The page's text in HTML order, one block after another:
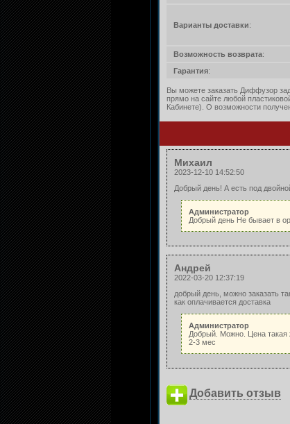
Варианты доставки:
Возможность возврата:
Гарантия:
Вы можете заказать Диффузор
прямо на сайте любой
Кабинете). О возможности
Михаил
2023-12-10 14:52:50
Добрый день! А есть под
Администратор
Добрый день Не бывает в
Андрей
2022-03-20 12:37:19
добрый день, можно заказать
как оплачивается доставка
Администратор
Добрый. Можно. Цена такая
2-3 мес
Добавить отзыв